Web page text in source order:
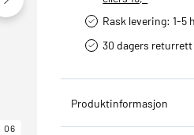
06
Rask levering: 1-5
30 dagers returrett
Produktinformasjon